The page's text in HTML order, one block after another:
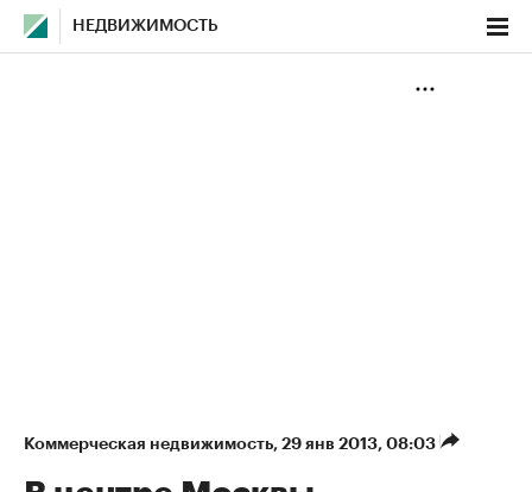
НЕДВИЖИМОСТЬ
Коммерческая недвижимость⁠, 29 янв 2013, 08:03